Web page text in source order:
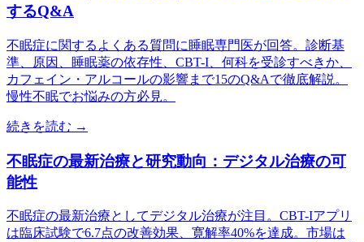
するQ&A
不眠症に関するよくある質問に睡眠専門医が回答。診断基
準、原因、睡眠薬の依存性、CBT-I、何科を受診すべきか、
カフェイン・アルコールの影響まで15のQ&Aで徹底解説。
慢性不眠でお悩みの方必見。
続きを読む →
不眠症の最新治療と研究動向：デジタル治療の可
能性
不眠症の最新治療としてデジタル治療が注目。CBT-Iアプリ
は臨床試験で6.7点の改善効果、寛解率40%を達成。市場は